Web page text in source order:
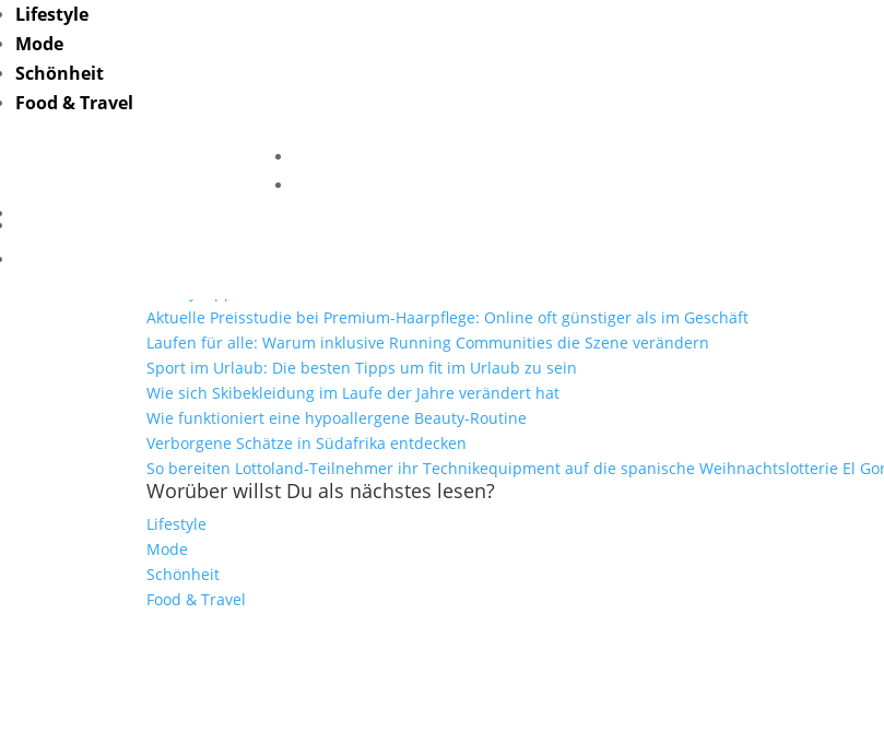
Lifestyle
Mode
Schönheit
Food & Travel
Aktuelle Preisstudie bei Premium-Haarpflege: Online oft günstiger als im Geschäft
Laufen für alle: Warum inklusive Running Communities die Szene verändern
Sport im Urlaub: Die besten Tipps um fit im Urlaub zu sein
Wie sich Skibekleidung im Laufe der Jahre verändert hat
Wie funktioniert eine hypoallergene Beauty-Routine
Verborgene Schätze in Südafrika entdecken
So bereiten Lottoland-Teilnehmer ihr Technikequipment auf die spanische Weihnachtslotterie El
Worüber willst Du als nächstes lesen?
Lifestyle
Mode
Schönheit
Food & Travel